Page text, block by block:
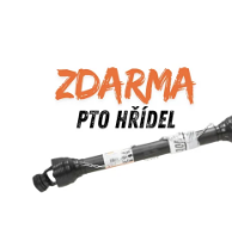
hvězdiček.